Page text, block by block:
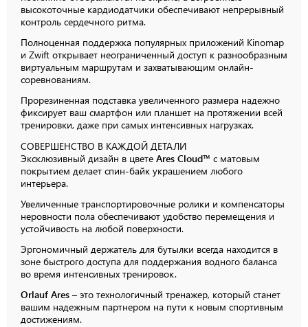
высокоточные кардиодатчики обеспечивают непрерывный
контроль сердечного ритма.
Полноценная поддержка популярных приложений Kinomap
и Zwift открывает неограниченный доступ к разнообразным
виртуальным маршрутам и захватывающим онлайн-
соревнованиям.
Прорезиненная подставка увеличенного размера надежно
фиксирует ваш смартфон или планшет на протяжении всей
тренировки, даже при самых интенсивных нагрузках.
СОВЕРШЕНСТВО В КАЖДОЙ ДЕТАЛИ
Эксклюзивный дизайн в цвете Ares Cloud™ с матовым
покрытием делает спин-байк украшением любого
интерьера.
Увеличенные транспортировочные ролики и компенсаторы
неровности пола обеспечивают удобство перемещения и
устойчивость на любой поверхности.
Эргономичный держатель для бутылки всегда находится в
зоне быстрого доступа для поддержания водного баланса
во время интенсивных тренировок.
Orlauf Ares – это технологичный тренажер, который станет
вашим надежным партнером на пути к новым спортивным
достижениям.